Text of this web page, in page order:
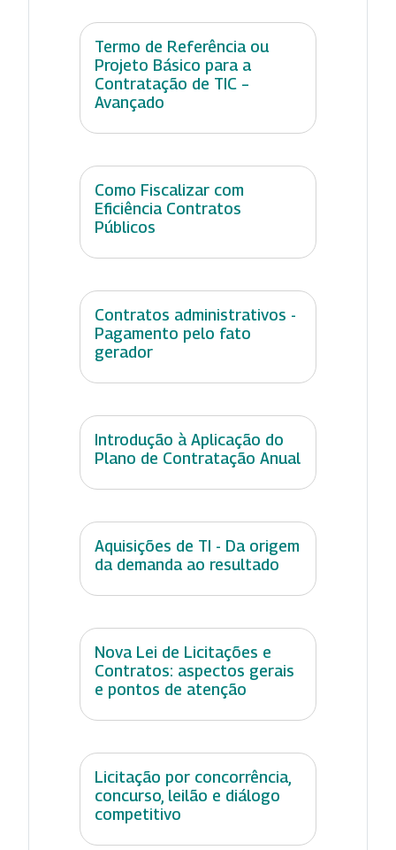
Termo de Referência ou
Projeto Básico para a
Contratação de TIC –
Avançado
Como Fiscalizar com
Eficiência Contratos
Públicos
Contratos administrativos -
Pagamento pelo fato
gerador
Introdução à Aplicação do
Plano de Contratação Anual
Aquisições de TI - Da origem
da demanda ao resultado
Nova Lei de Licitações e
Contratos: aspectos gerais
e pontos de atenção
Licitação por concorrência,
concurso, leilão e diálogo
competitivo